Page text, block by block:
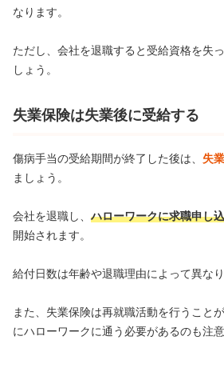
なります。
ただし、会社を退職すると受給資格を失
しょう。
失業保険は失業後に受給する
傷病手当の受給期間が終了した後は、 失
ましょう。
会社を退職し、ハローワークに求職申し
開始されます。
給付日数は年齢や退職理由によって異なり
また、失業保険は再就職活動を行うこと
にハローワークに通う必要があるのも注意